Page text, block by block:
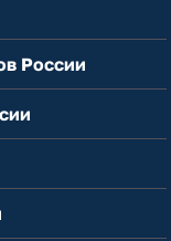
России